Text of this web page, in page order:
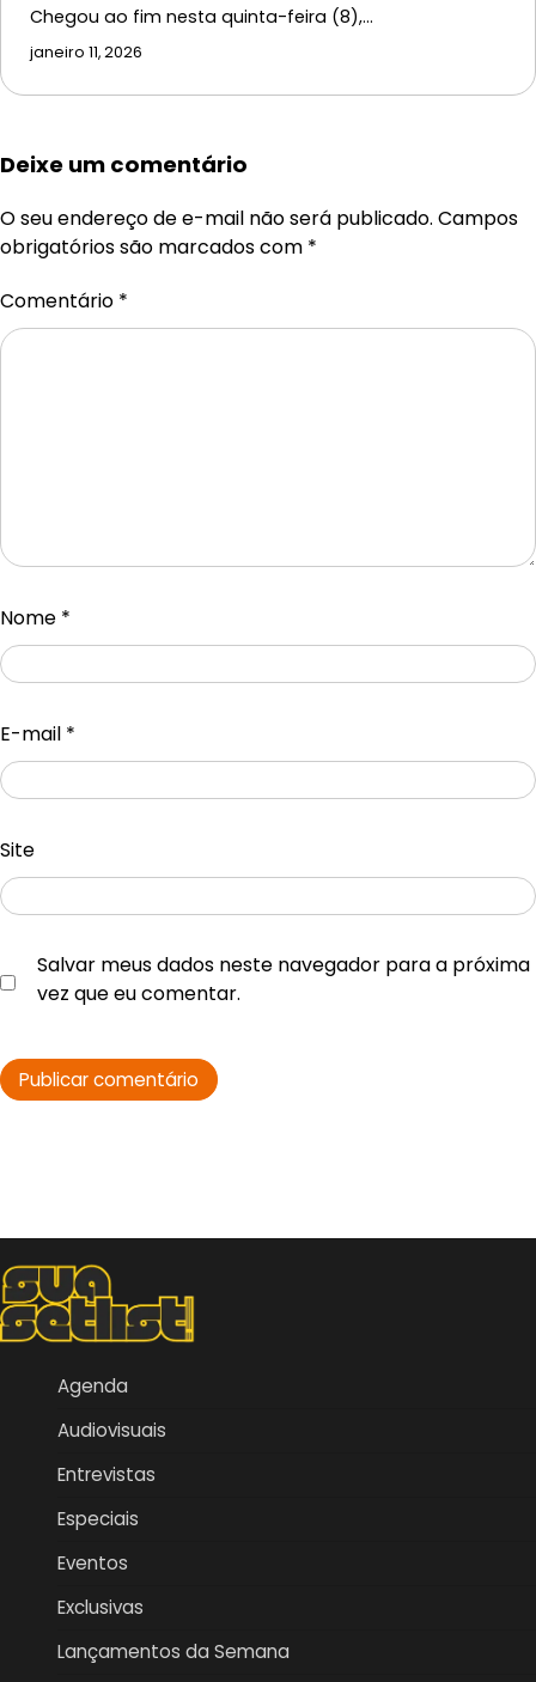
Chegou ao fim nesta quinta-feira (8),…
janeiro 11, 2026
Deixe um comentário
O seu endereço de e-mail não será publicado. Campos
obrigatórios são marcados com *
Comentário *
Nome *
E-mail *
Site
Salvar meus dados neste navegador para a próxima
vez que eu comentar.
Agenda
Audiovisuais
Entrevistas
Especiais
Eventos
Exclusivas
Lançamentos da Semana